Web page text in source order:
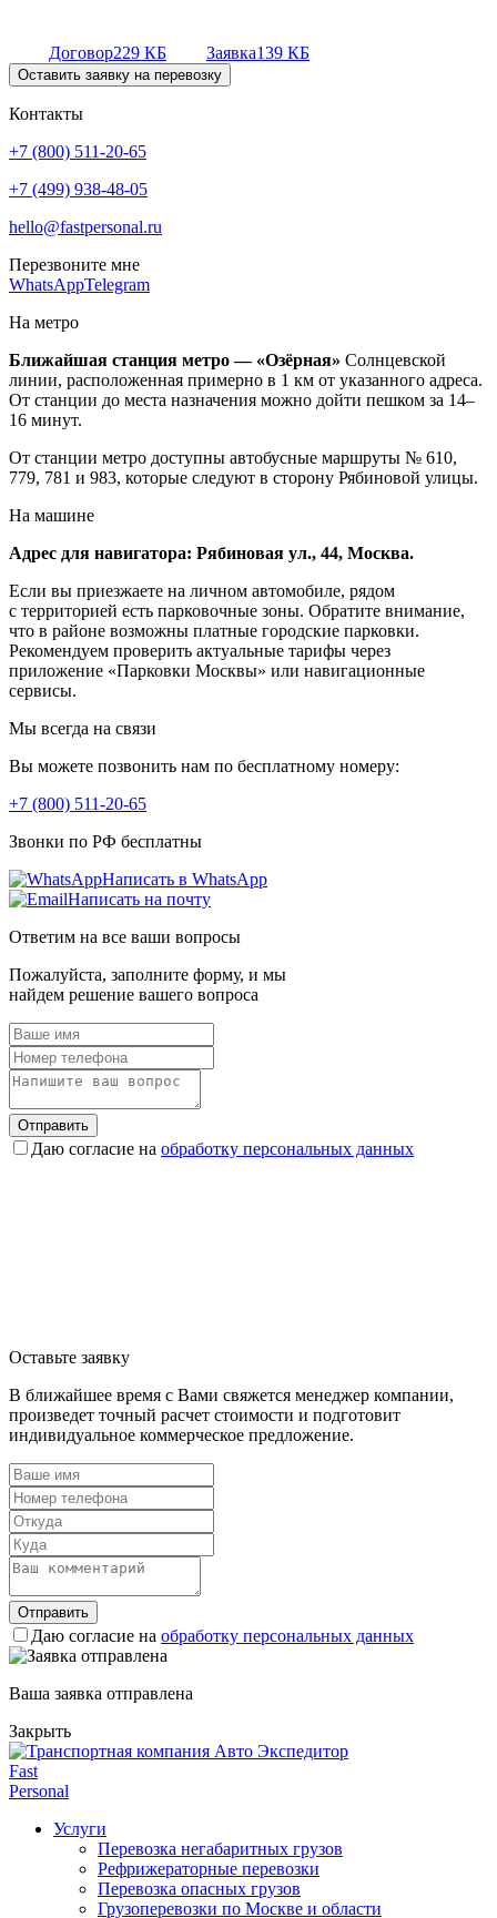
Договор229 КБ Заявка139 КБ
Оставить заявку на перевозку
Контакты
+7 (800) 511-20-65
+7 (499) 938-48-05
hello@fastpersonal.ru
Перезвоните мне
WhatsAppTelegram
На метро
Ближайшая станция метро — «Озёрная» Солнцевской
линии, расположенная примерно в 1 км от указанного адреса.
От станции до места назначения можно дойти пешком за 14–
16 минут.
От станции метро доступны автобусные маршруты № 610,
779, 781 и 983, которые следуют в сторону Рябиновой улицы.
На машине
Адрес для навигатора: Рябиновая ул., 44, Москва.
Если вы приезжаете на личном автомобиле, рядом
с территорией есть парковочные зоны. Обратите внимание,
что в районе возможны платные городские парковки.
Рекомендуем проверить актуальные тарифы через
приложение «Парковки Москвы» или навигационные
сервисы.
Мы всегда на связи
Вы можете позвонить нам по бесплатному номеру:
+7 (800) 511-20-65
Звонки по РФ бесплатны
Написать в WhatsApp
Написать на почту
Ответим на все ваши вопросы
Пожалуйста, заполните форму, и мы
найдем решение вашего вопроса
Отправить
Даю согласие на обработку персональных данных
Оставьте заявку
В ближайшее время с Вами свяжется менеджер компании,
произведет точный расчет стоимости и подготовит
индивидуальное коммерческое предложение.
Отправить
Даю согласие на обработку персональных данных
Ваша заявка отправлена
Закрыть
Fast
Personal
Услуги
Перевозка негабаритных грузов
Рефрижераторные перевозки
Перевозка опасных грузов
Грузоперевозки по Москве и области